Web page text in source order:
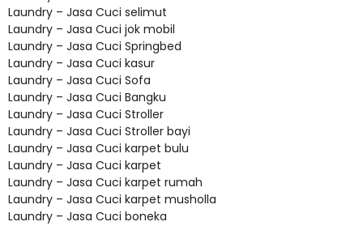
Laundry – Jasa Cuci selimut
Laundry – Jasa Cuci jok mobil
Laundry – Jasa Cuci Springbed
Laundry – Jasa Cuci kasur
Laundry – Jasa Cuci Sofa
Laundry – Jasa Cuci Bangku
Laundry – Jasa Cuci Stroller
Laundry – Jasa Cuci Stroller bayi
Laundry – Jasa Cuci karpet bulu
Laundry – Jasa Cuci karpet
Laundry – Jasa Cuci karpet rumah
Laundry – Jasa Cuci karpet musholla
Laundry – Jasa Cuci boneka